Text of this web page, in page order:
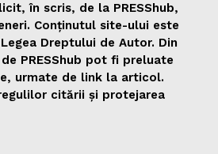
în scris, de la PRESShub,
Conținutul site-ului este
Dreptului de Autor. Din
PRESShub pot fi preluate
urmate de link la articol.
citării și protejarea